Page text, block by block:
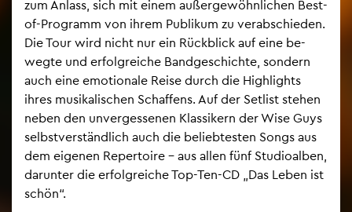
zum An­lass, sich mit einem au­ßer­ge­wöhn­li­chen Best-
of-Pro­gramm von ihrem Pu­bli­kum zu ver­ab­schie­den.
Die Tour wird nicht nur ein Rück­blick auf eine be­
weg­te und er­folg­rei­che Band­ge­schich­te, son­dern
auch eine emo­tio­na­le Reise durch die High­lights
ihres mu­si­ka­li­schen Schaf­fens. Auf der Set­list ste­hen
neben den un­ver­ges­se­nen Klas­si­kern der Wise Guys
selbst­ver­ständ­lich auch die be­lieb­tes­ten Songs aus
dem ei­ge­nen Re­per­toire – aus allen fünf Stu­dio­al­ben,
dar­un­ter die er­folg­rei­che Top-Ten-CD „Das Leben ist
schön“.